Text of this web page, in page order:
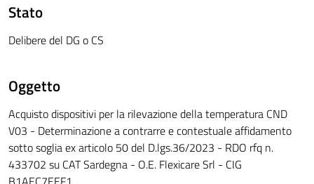
Stato
Delibere del DG o CS
Oggetto
Acquisto dispositivi per la rilevazione della temperatura CND
V03 - Determinazione a contrarre e contestuale affidamento
sotto soglia ex articolo 50 del D.lgs.36/2023 - RDO rfq n.
433702 su CAT Sardegna - O.E. Flexicare Srl - CIG